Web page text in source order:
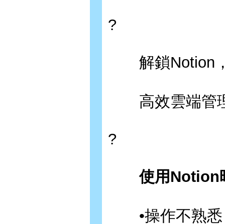
?
解鎖Notion
高效雲端管理
?
使用Notion時
•操作不熟悉